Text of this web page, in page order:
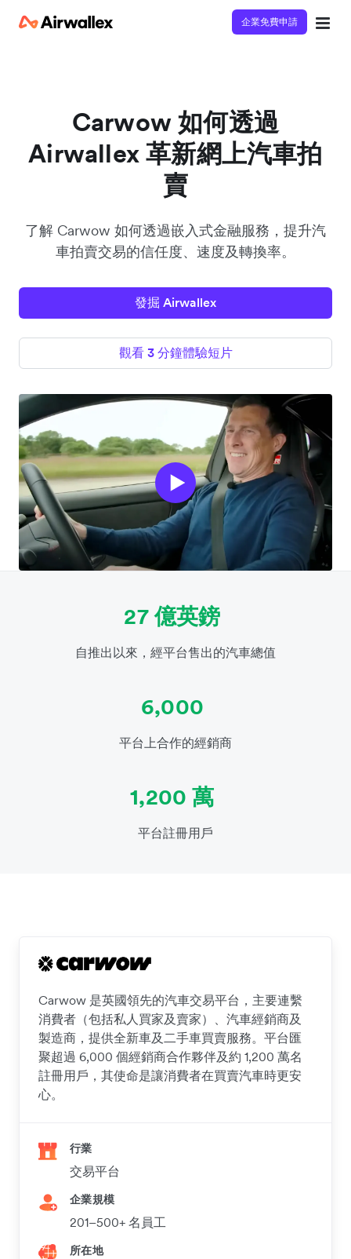
企業免費申請
Carwow 如何透過
Airwallex 革新網上汽車拍
賣
了解 Carwow 如何透過嵌入式金融服務，提升汽
車拍賣交易的信任度、速度及轉換率。
發掘 Airwallex
觀看 3 分鐘體驗短片
27 億英鎊
自推出以來，經平台售出的汽車總值
6,000
平台上合作的經銷商
1,200 萬
平台註冊用戶
Carwow 是英國領先的汽車交易平台，主要連繫
消費者（包括私人買家及賣家）、汽車經銷商及
製造商，提供全新車及二手車買賣服務。平台匯
聚超過 6,000 個經銷商合作夥伴及約 1,200 萬名
註冊用戶，其使命是讓消費者在買賣汽車時更安
心。
行業
交易平台
企業規模
201–500+ 名員工
所在地